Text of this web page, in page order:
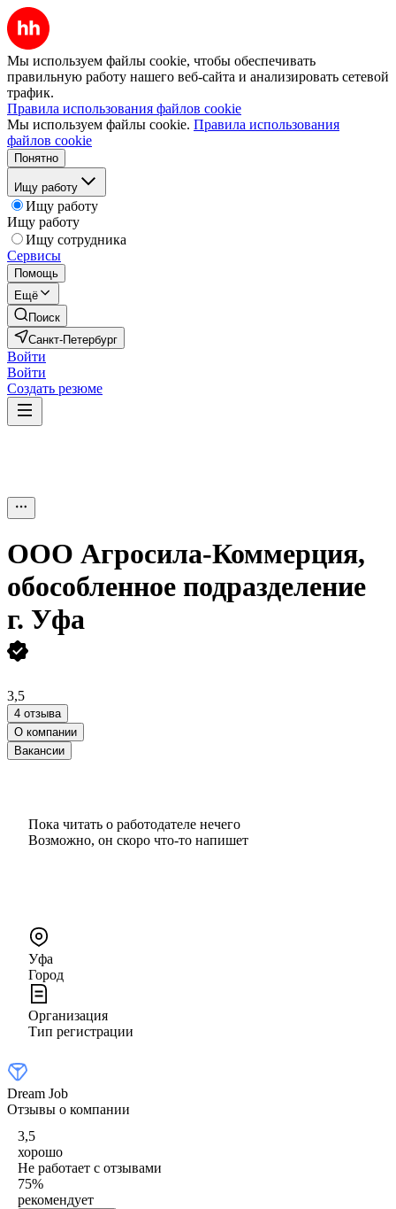
Мы используем файлы cookie, чтобы обеспечивать
правильную работу нашего веб-сайта и анализировать сетевой
трафик.
Правила использования файлов cookie
Мы используем файлы cookie. Правила использования
файлов cookie
Понятно
Ищу работу
Ищу работу
Ищу работу
Ищу сотрудника
Сервисы
Помощь
Ещё
Поиск
Санкт-Петербург
Войти
Войти
Создать резюме
ООО Агросила-Коммерция,
обособленное подразделение
г. Уфа
3,5
4 отзыва
О компании
Вакансии
Пока читать о работодателе нечего
Возможно, он скоро что‑то напишет
Уфа
Город
Организация
Тип регистрации
Dream Job
Отзывы о компании
3,5
хорошо
Не работает с отзывами
75%
рекомендует